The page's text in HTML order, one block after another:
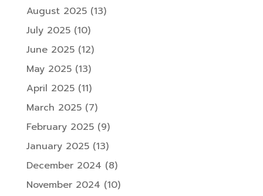
August 2025(13)
July 2025(10)
June 2025(12)
May 2025(13)
April 2025(11)
March 2025(7)
February 2025(9)
January 2025(13)
December 2024 (8)
November 2024 (10)